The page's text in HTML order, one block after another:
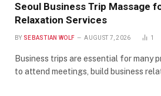
Seoul Business Trip Massage
Relaxation Services
BY SEBASTIAN WOLF AUGUST 7, 2026 1
Business trips are essential for many
to attend meetings, build business